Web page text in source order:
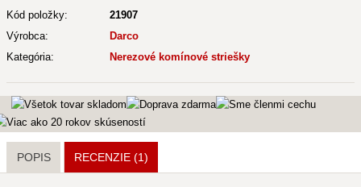
Kód položky:
21907
Výrobca:
Darco
Kategória:
Nerezové komínové striešky
POPIS RECENZIE (1)